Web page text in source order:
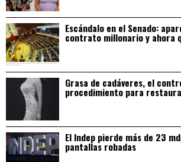
Escándalo en el Senado:
contrato millonario y ahora
Grasa de cadáveres, el
procedimiento para
El Indep pierde más de 23
pantallas robadas